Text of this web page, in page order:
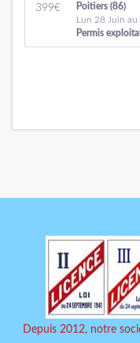
399€
Poitiers (86)
Lun 28 Juin
Permis
Depuis 2012, notre